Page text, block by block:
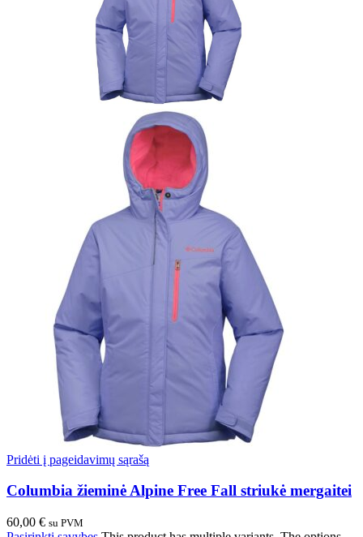
Pridėti į pageidavimų sąrašą
Columbia žieminė Alpine Free Fall striukė mergaitei
60,00 € su PVM